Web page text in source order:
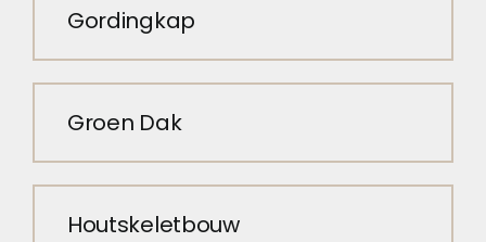
Gordingkap
Groen Dak
Houtskeletbouw